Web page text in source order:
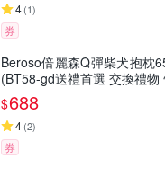
4(1)
券
Beroso倍麗森Q彈柴犬抱枕
(BT58-gd送禮首選 交換禮物
$688
4(2)
券